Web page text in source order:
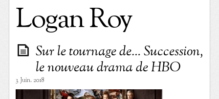
Logan Roy
Sur le tournage de… Succession,
le nouveau drama de HBO
3 Juin. 2018